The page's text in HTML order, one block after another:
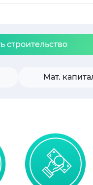
строительство
Мат.